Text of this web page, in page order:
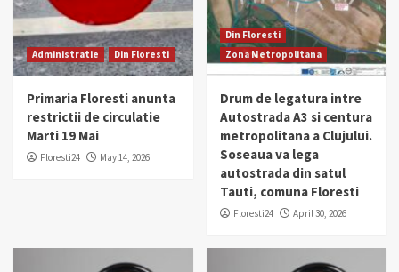
Administratie Din Floresti
Primaria Floresti anunta
restrictii de circulatie
Marti 19 Mai
Floresti24 May 14, 2026
Din Floresti
Zona Metropolitana
Drum de legatura intre
Autostrada A3 si centura
metropolitana a Clujului.
Soseaua va lega
autostrada din satul
Tauti, comuna Floresti
Floresti24 April 30, 2026